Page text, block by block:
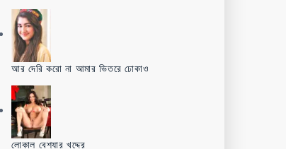
আর দেরি করো না আমার ভিতরে ঢোকাও
লোকাল বেশ্যার খদ্দের